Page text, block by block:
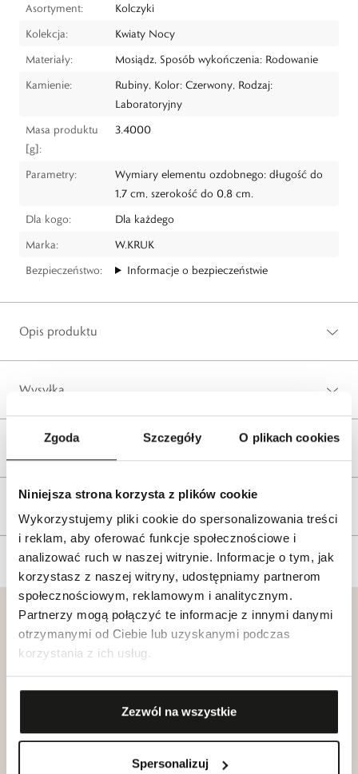
Zgoda Szczegóły O plikach cookies
Niniejsza strona korzysta z plików cookie
Wykorzystujemy pliki cookie do spersonalizowania treści
i reklam, aby oferować funkcje społecznościowe i
analizować ruch w naszej witrynie. Informacje o tym, jak
korzystasz z naszej witryny, udostępniamy partnerom
społecznościowym, reklamowym i analitycznym.
Partnerzy mogą połączyć te informacje z innymi danymi
otrzymanymi od Ciebie lub uzyskanymi podczas
korzystania z ich usług.
Zezwól na wszystkie
Spersonalizuj
Asortyment:
Kolczyki
Kolekcja:
Kwiaty Nocy
Materiały:
Mosiądz, Sposób wykończenia: Rodowanie
Kamienie:
Rubiny, Kolor: Czerwony, Rodzaj:
Laboratoryjny
Masa produktu
[g]:
3.4000
Parametry:
Wymiary elementu ozdobnego: długość do
1,7 cm, szerokość do 0,8 cm.
Dla kogo:
Dla każdego
Marka:
W.KRUK
Bezpieczeństwo:
Informacje o bezpieczeństwie
Opis produktu
Wysyłka
Reklamacje i zwroty
Klub dla
W.KRUK
Dołącz
Katalogi
W.KRUK
Zobacz